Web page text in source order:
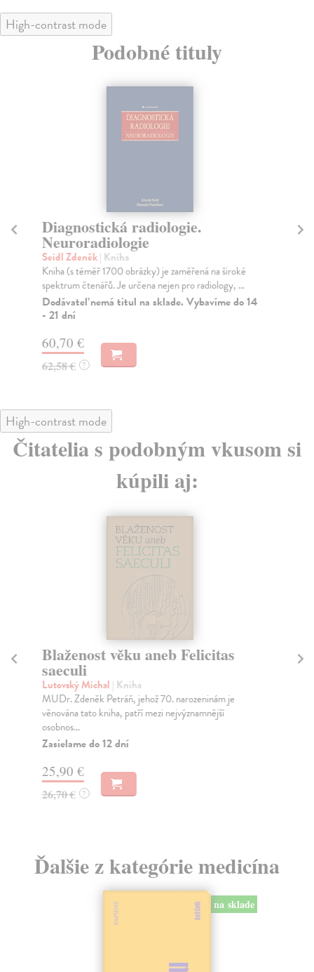
High-contrast mode
Podobné tituly
Diagnostická radiologie.
Neuroradiologie
Seidl Zdeněk| Kniha
Kniha (s téměř 1700 obrázky) je zaměřená na široké
spektrum čtenářů. Je určena nejen pro radiology, ...
Dodávateľ nemá titul na sklade. Vybavíme do 14
- 21 dní
60,70 €
62,58 € ?
High-contrast mode
Čitatelia s podobným vkusom si
kúpili aj:
Blaženost věku aneb Felicitas
saeculi
Lutovský Michal | Kniha
MUDr. Zdeněk Petráň, jehož 70. narozeninám je
věnována tato kniha, patří mezi nejvýznamnější
osobnos...
Zasielame do 12 dní
25,90 €
26,70 € ?
Ďalšie z kategórie medicína
na sklade